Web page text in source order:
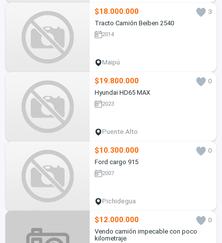
$18.000.000
3
Tracto Camión Beiben 2540
2014
Maipú
$19.800.000
0
Hyundai HD65 MAX
2023
Puente Alto
$10.300.000
0
Ford cargo 915
2007
Pichidegua
$12.000.000
0
Vendo camión impecable con poco
kilometraje